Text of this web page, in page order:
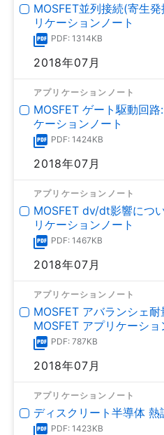
MOSFET並列接続(寄生
リケーションノート
PDF: 1314KB
2018年07月
アプリケーションノート
MOSFET ゲート駆動回
ケーションノート
PDF: 1424KB
2018年07月
アプリケーションノート
MOSFET dv/dt影響につ
リケーションノート
PDF: 1467KB
2018年07月
アプリケーションノート
MOSFET アバランシェ
MOSFET アプリケーショ
PDF: 787KB
2018年07月
アプリケーションノート
ディスクリート半導体 熱
PDF: 1423KB